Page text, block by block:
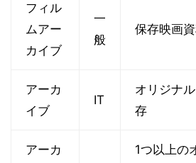
フィル
ムアー
カイブ
一
般
保存映画
アーカ
イブ
IT
オリジナ
存
アーカ
1つ以上の